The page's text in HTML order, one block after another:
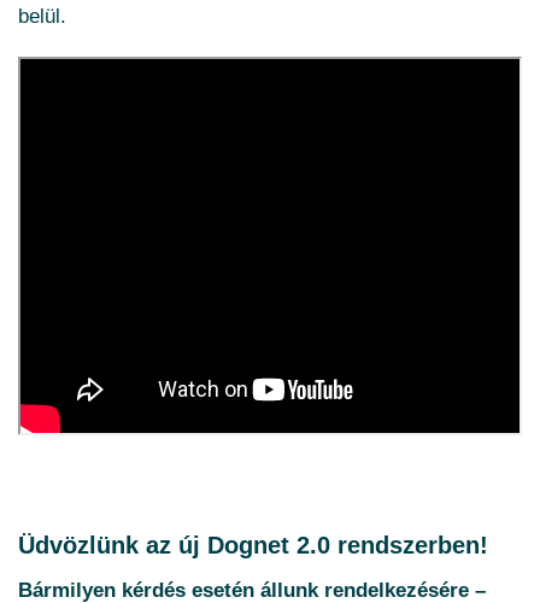
belül.
Üdvözlünk az új Dognet 2.0 rendszerben!
Bármilyen kérdés esetén állunk rendelkezésére –